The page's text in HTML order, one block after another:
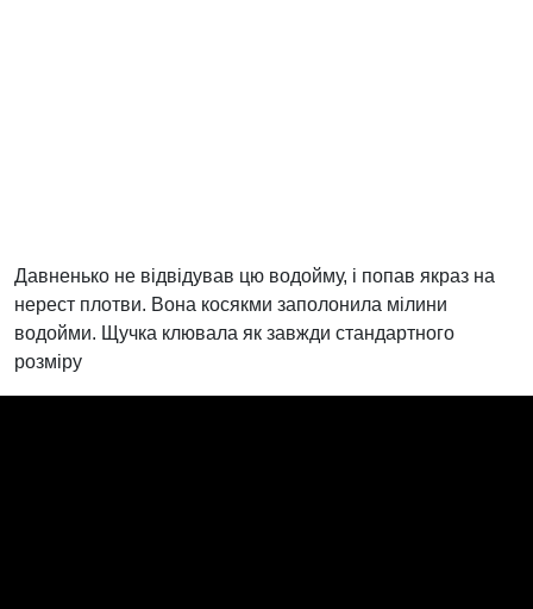
Давненько не відвідував цю водойму, і попав якраз на
нерест плотви. Вона косякми заполонила мілини
водойми. Щучка клювала як завжди стандартного
розміру